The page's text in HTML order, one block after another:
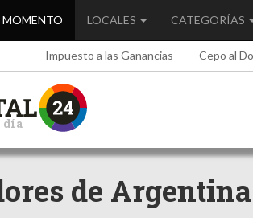
(current)LOCALES CATEGORÍAS
Impuesto a las Ganancias Cepo al
día
de